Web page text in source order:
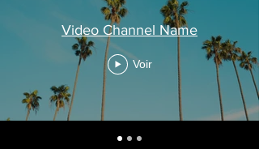
Video Channel Name
Voir